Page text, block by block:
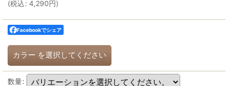
(税込: 4,290円)
Facebookでシェア
カラー を選択してください
数量: